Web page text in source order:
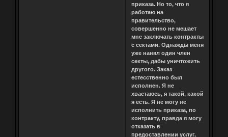
приказа. Но то, что я
работаю на
правительство,
совершенно не мешает
мне заключать контракты
с сектами. Однажды меня
уже нанял один член
секты, дабы уничтожить
другого. Заказ
естесственно был
исполнен. Я не
хвастаюсь, я такой, какой
я есть. Я не могу не
исполнить приказа, по
контракту, правда я могу
отказать в
предоставлении услуг,